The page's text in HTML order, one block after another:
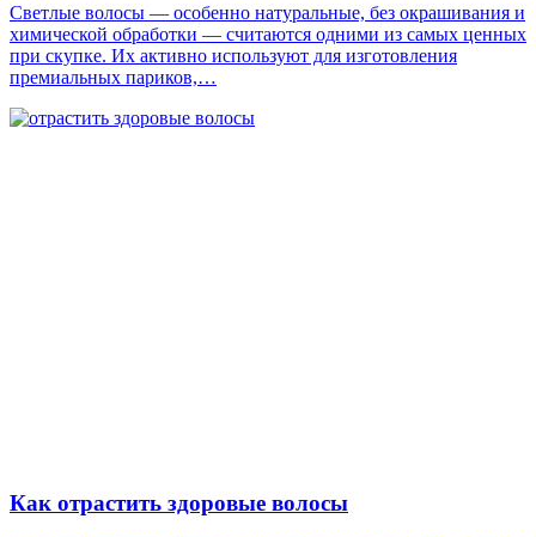
Светлые волосы — особенно натуральные, без окрашивания и
химической обработки — считаются одними из самых ценных
при скупке. Их активно используют для изготовления
премиальных париков,…
Как отрастить здоровые волосы